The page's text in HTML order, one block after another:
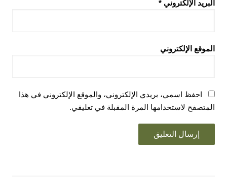
البريد الإلكتروني *
الموقع الإلكتروني
احفظ اسمي، بريدي الإلكتروني، والموقع الإلكتروني في هذا
المتصفح لاستخدامها المرة المقبلة في تعليقي.